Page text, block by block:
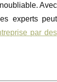
Avec
experts peut
par des